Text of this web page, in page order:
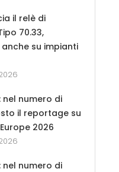
il relè di
70.33,
su impianti
nel numero di
il reportage su
2026
nel numero di